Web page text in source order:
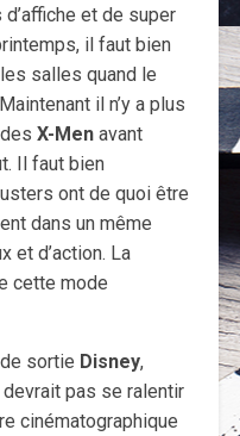
et de super
il faut bien
salles quand le
il n’y a plus
X-Menavant
Il faut bien
ont de quoi être
dans un même
et d’action. La
cette mode
sortie Disney,
devrait pas se ralentir
cinématographique